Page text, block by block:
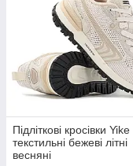
Підліткові кросівки Yike
текстильні бежеві літні
весняні